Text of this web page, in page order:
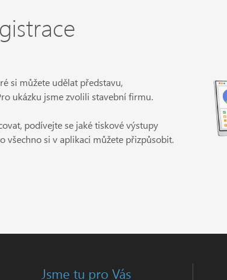
si můžete udělat představu,
ukázku jsme zvolili stavební firmu.
podívejte se jaké tiskové výstupy
všechno si v aplikaci můžete přizpůsobit.
Jsme tu pro Vás